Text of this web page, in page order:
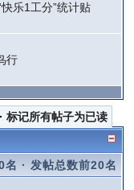
乐1工分”统计贴
行
· 标记所有帖子为已读
名 · 发帖总数前20名